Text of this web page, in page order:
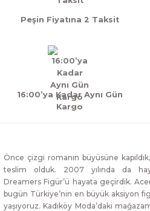
Peşin Fiyatına 2 Taksit
16:00’ya Kadar Aynı Gün
Kargo
Önce çizgi romanın büyüsüne
teslim olduk. 2007 yılında da
Dreamers Figür’ü hayata geçirdik.
bugün Türkiye’nin en büyük aksiyon
yaşıyoruz. Kadıköy Moda’daki